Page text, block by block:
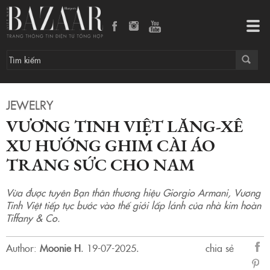
JEWELRY
VƯƠNG TINH VIỆT LĂNG-XÊ
XU HƯỚNG GHIM CÀI ÁO
TRANG SỨC CHO NAM
Vừa được tuyên Bạn thân thương hiệu Giorgio Armani, Vương
Tinh Việt tiếp tục bước vào thế giới lấp lánh của nhà kim hoàn
Tiffany & Co.
Author: Moonie H. 19-07-2025.
chia sẻ
sẻ